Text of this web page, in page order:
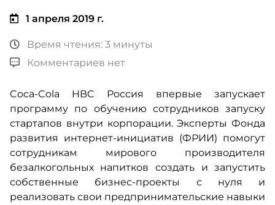
1 апреля 2019 г.
Время чтения: 3 минуты
Комментариев нет
Coca-Cola HBC Россия впервые запускает
программу по обучению сотрудников запуску
стартапов внутри корпорации. Эксперты Фонда
развития интернет-инициатив (ФРИИ) помогут
сотрудникам мирового производителя
безалкогольных напитков создать и запустить
собственные бизнес-проекты с нуля и
реализовать свои предпринимательские навыки